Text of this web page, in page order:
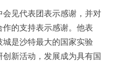
见代表团表示感谢，并对
的支持表示感谢。他表
是沙特最大的国家实验
新活动，发展成为具有国